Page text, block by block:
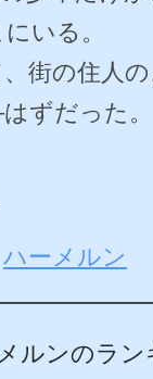
いる。
街の住人
ずだった。
ハーメルン
ルンのラン